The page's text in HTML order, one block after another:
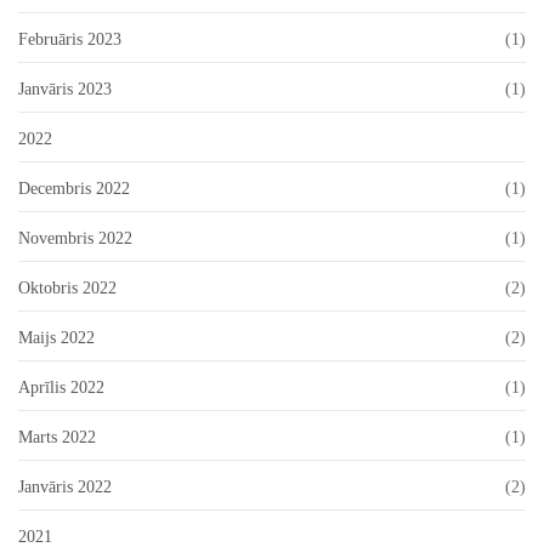
Februāris 2023 (1)
Janvāris 2023 (1)
2022
Decembris 2022 (1)
Novembris 2022 (1)
Oktobris 2022 (2)
Maijs 2022 (2)
Aprīlis 2022 (1)
Marts 2022 (1)
Janvāris 2022 (2)
2021